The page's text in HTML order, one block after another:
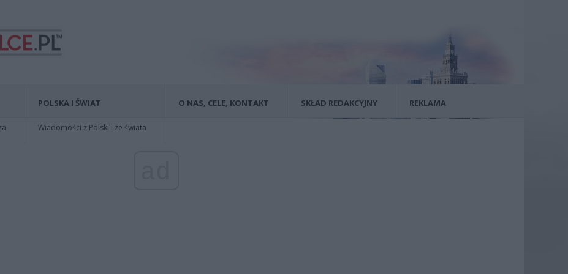
POLSKA I ŚWIAT
Wiadomości z Polski i ze świata
O NAS, CELE, KONTAKT SKŁAD REDAKCYJNY REKLAMA